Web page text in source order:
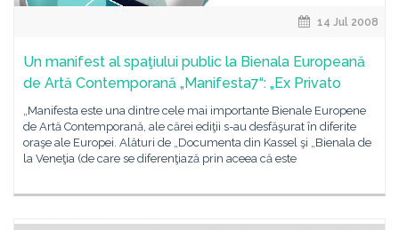
14 Jul 2008
Un manifest al spaţiului public la Bienala Europeană
de Artă Contemporană „Manifesta7“: „Ex Privato
„Manifesta este una dintre cele mai importante Bienale Europene
de Artă Contemporană, ale cărei ediţii s-au desfăşurat în diferite
oraşe ale Europei. Alături de „Documenta din Kassel şi „Bienala de
la Veneţia (de care se diferenţiază prin aceea că este